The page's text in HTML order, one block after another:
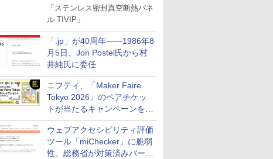
証実験で
「ステンレス密封真空断熱パネ
ル TIVIP」
「.jp」が40周年――1986年8
月5日、Jon Postel氏から村
井純氏に委任
ニフティ、「Maker Faire
Tokyo 2026」のペアチケッ
トが当たるキャンペーンをX
で実施。8月16日まで
ウェブアクセシビリティ評価
ツール「miChecker」に脆弱
性、総務省が対策済みバージ